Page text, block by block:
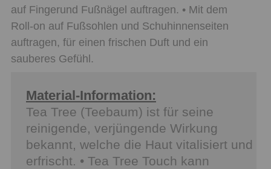
auf Fingerund Fußnägel auftragen. • Mit dem
Roll-on auf Fußsohlen und Schuhinnenseiten
auftragen, für einen frischen Duft und ein
sauberes Gefühl.
Material-Information:
Tea Tree (Teebaum) ist für seine
reinigende, verjüngende Wirkung
bekannt, welche die Haut vitalisiert und
erfrischt. • Tea Tree Touch kann